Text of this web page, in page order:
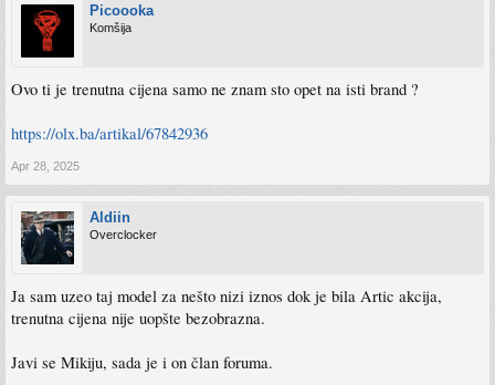
Picoooka
Komšija
Ovo ti je trenutna cijena samo ne znam sto opet na isti brand ?
https://olx.ba/artikal/67842936
Apr 28, 2025
Aldiin
Overclocker
Ja sam uzeo taj model za nešto nizi iznos dok je bila Artic akcija,
trenutna cijena nije uopšte bezobrazna.
Javi se Mikiju, sada je i on član foruma.